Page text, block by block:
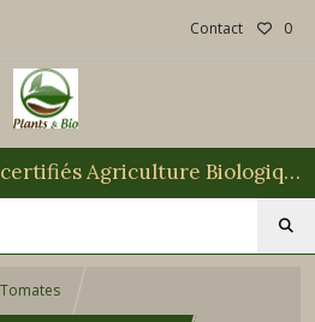
Contact 0
Producteur de plants certifiés Agriculture Biologique
Tomates